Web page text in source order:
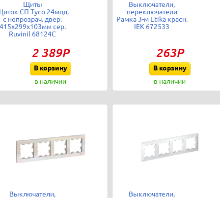
Щиты
СП Тусо 24мод.
с непрозрач. двер.
сер.
Ruvinil 68124С
2 389Р
В корзину
в наличии
Выключатели,
переключатели
Рамка 3-м Etika красн.
IEK 672533
263Р
В корзину
в наличии
Выключатели,
Выключатели,